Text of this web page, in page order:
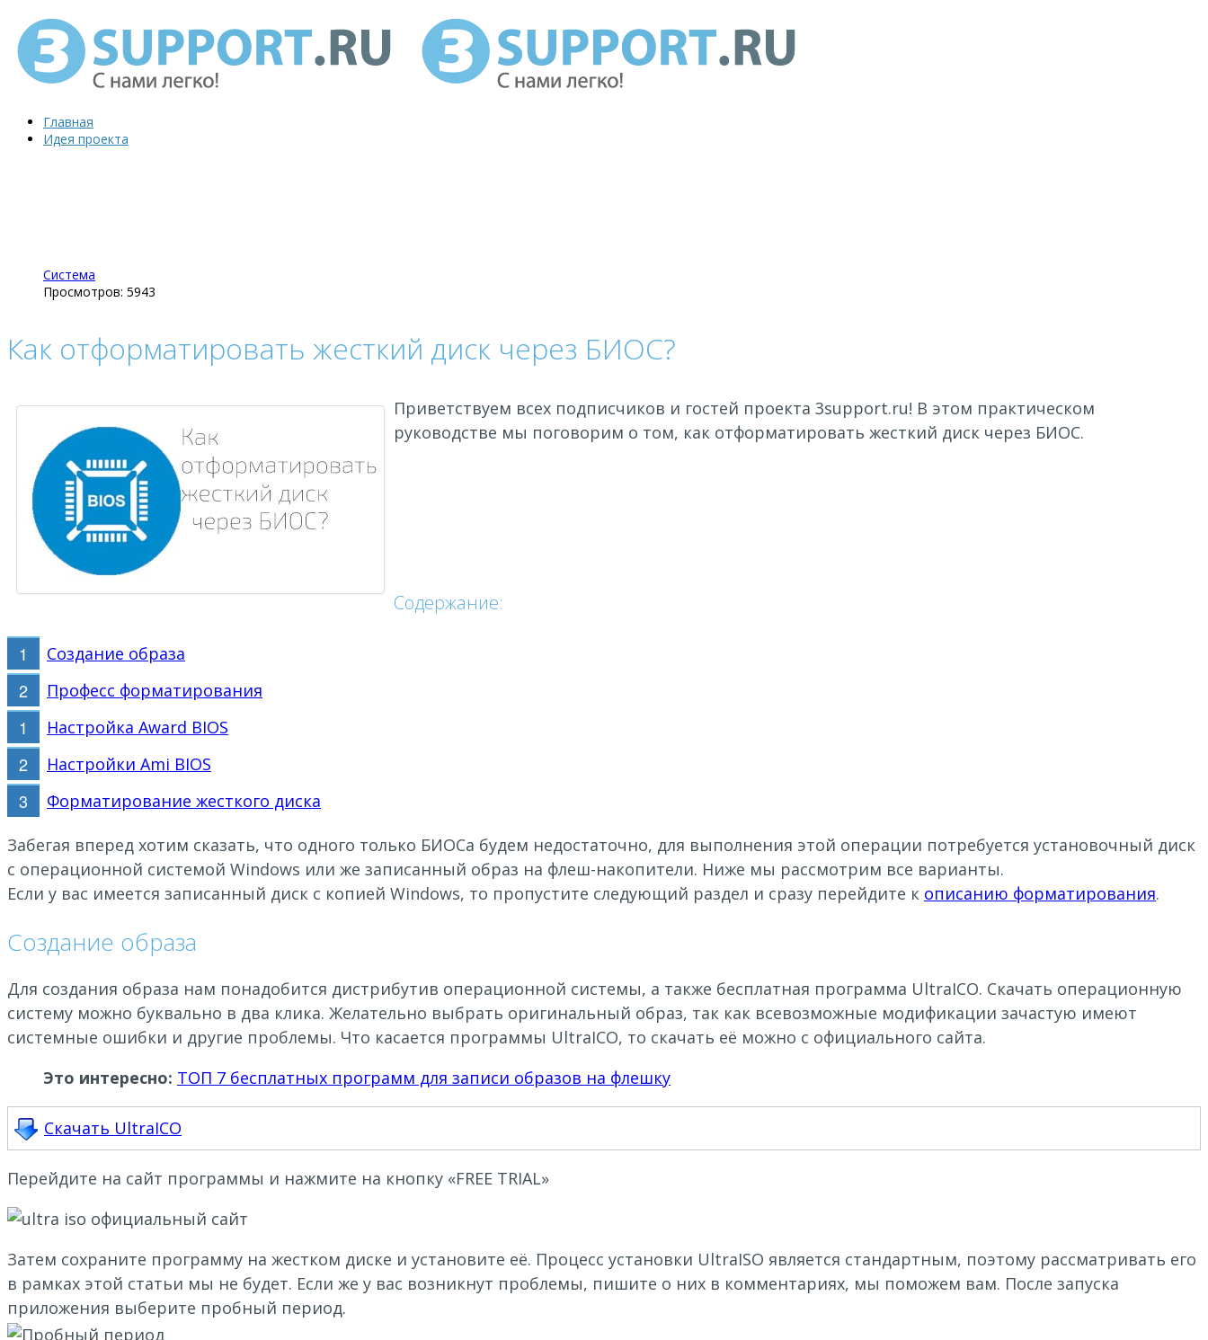
Главная
Идея проекта
Система
Просмотров: 5943
Как отформатировать жесткий диск через БИОС?
Приветствуем всех подписчиков и гостей проекта 3support.ru! В этом практическом
руководстве мы поговорим о том, как отформатировать жесткий диск через БИОС.
Содержание:
Создание образа
Професс форматирования
Настройка Award BIOS
Настройки Ami BIOS
Форматирование жесткого диска
Забегая вперед хотим сказать, что одного только БИОСа будем недостаточно, для выполнения этой операции потребуется установочный диск
с операционной системой Windows или же записанный образ на флеш-накопители. Ниже мы рассмотрим все варианты.
Если у вас имеется записанный диск с копией Windows, то пропустите следующий раздел и сразу перейдите к описанию форматирования.
Создание образа
Для создания образа нам понадобится дистрибутив операционной системы, а также бесплатная программа UltraICO. Скачать операционную
систему можно буквально в два клика. Желательно выбрать оригинальный образ, так как всевозможные модификации зачастую имеют
системные ошибки и другие проблемы. Что касается программы UltraICO, то скачать её можно с официального сайта.
Это интересно: ТОП 7 бесплатных программ для записи образов на флешку
Скачать UltraICO
Перейдите на сайт программы и нажмите на кнопку «FREE TRIAL»
Затем сохраните программу на жестком диске и установите её. Процесс установки UltraISO является стандартным, поэтому рассматривать его
в рамках этой статьи мы не будет. Если же у вас возникнут проблемы, пишите о них в комментариях, мы поможем вам. После запуска
приложения выберите пробный период.